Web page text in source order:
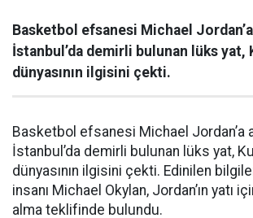
Basketbol efsanesi Michael
İstanbul’da demirli bulunan lüks yat,
dünyasının ilgisini çekti.
Basketbol efsanesi Michael Jordan’a
İstanbul’da demirli bulunan lüks yat,
dünyasının ilgisini çekti. Edinilen
insanı Michael Okylan, Jordan’ın yatı
alma teklifinde bulundu.